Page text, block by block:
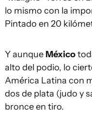
lo mismo con la
Pintado en 20
Y aunque México
alto del podio, lo
América Latina con
dos de plata (judo y
bronce en tiro.